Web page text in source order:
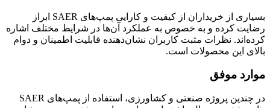
بسیاری از خریداران از کیفیت و کارایی پمپ‌های SAER ابراز
رضایت کرده و به خصوص به عملکرد آن‌ها در شرایط مختلف اشاره
کرده‌اند. نظرات مثبت کاربران نشان‌دهنده قابلیت اطمینان و دوام
بالای این محصولات است.
موارد موفق
در چندین پروژه صنعتی و کشاورزی، استفاده از پمپ‌های SAER